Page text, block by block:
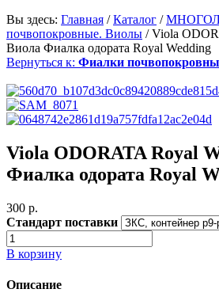
Вы здесь: Главная /Каталог /
почвопокровные. Виолы /Viola
Виола Фиалка одората Royal Wedding
Вернуться к: Фиалки
Viola ODORATA Royal
Фиалка одората Royal
300 p.
Стандарт поставки
В корзину
Описание